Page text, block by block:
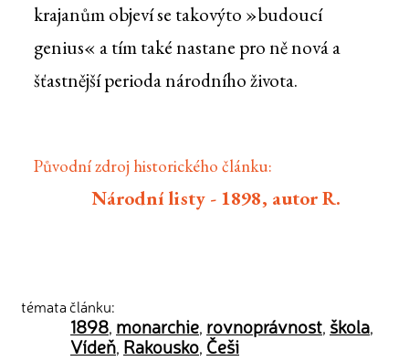
krajanům objeví se takovýto »budoucí
genius« a tím také nastane pro ně nová a
šťastnější perioda národního života.
Původní zdroj historického článku:
Národní listy - 1898, autor R.
témata článku:
1898, monarchie, rovnoprávnost, škola,
Vídeň, Rakousko, Češi